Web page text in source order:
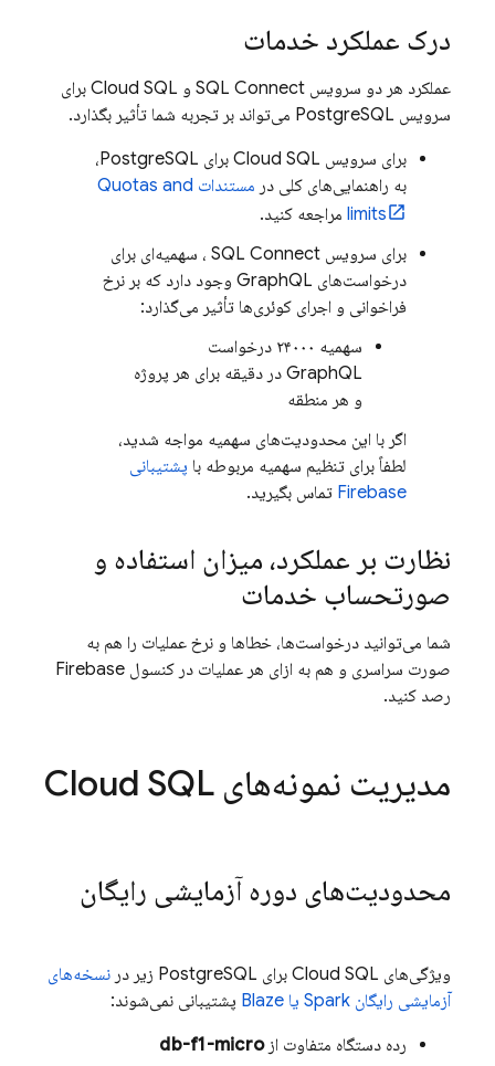
درک عملکرد خدمات
عملکرد هر دو سرویس SQL Connect و Cloud SQL برای
سرویس PostgreSQL می‌تواند بر تجربه شما تأثیر بگذارد.
برای سرویس Cloud SQL
برای PostgreSQL،
به راهنمایی‌های کلی در
مستندات Quotas and
limits مراجعه کنید.
برای سرویس SQL Connect ، سهمیه‌ای برای
درخواست‌های GraphQL وجود دارد که بر نرخ
فراخوانی و اجرای کوئری‌ها تأثیر می‌گذارد:
سهمیه ۲۴۰۰۰ درخواست
GraphQL در دقیقه برای هر پروژه
و هر منطقه
اگر با این محدودیت‌های سهمیه مواجه شدید،
لطفاً برای تنظیم سهمیه مربوطه با پشتیبانی
Firebase تماس بگیرید.
نظارت بر عملکرد، میزان استفاده و
صورتحساب خدمات
شما می‌توانید درخواست‌ها، خطاها و نرخ عملیات را هم به
صورت سراسری و هم به ازای هر عملیات در کنسول Firebase
رصد کنید.
مدیریت نمونه‌های Cloud SQL
محدودیت‌های دوره آزمایشی رایگان
ویژگی‌های Cloud SQL برای PostgreSQL زیر در
نسخه‌های
آزمایشی رایگان Spark یا Blaze
پشتیبانی نمی‌شوند:
رده دستگاه متفاوت ازdb-f1-micro